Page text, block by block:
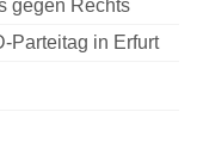
gegen Rechts
Parteitag in Erfurt